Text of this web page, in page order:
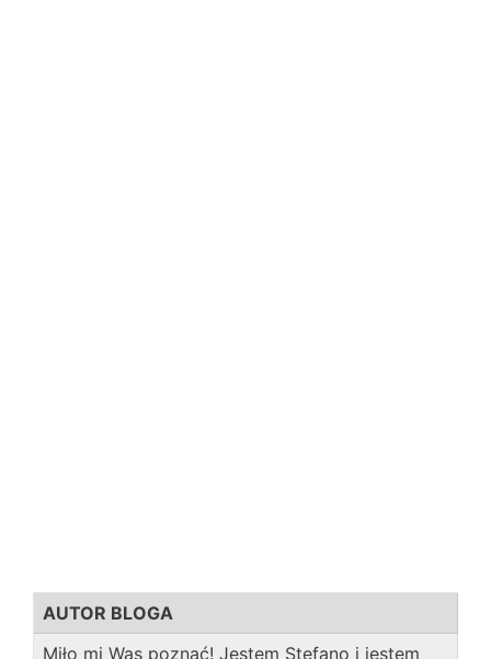
AUTOR BLOGA
Miło mi Was poznać! Jestem Stefano i jestem